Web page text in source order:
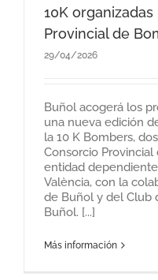
10K
Provincial de
29/04/2026
Buñol acogerá los
una nueva edición
la 10 K Bombers,
Consorcio
entidad
València, con la
de Buñol y del Club
Buñol. [...]
Más información